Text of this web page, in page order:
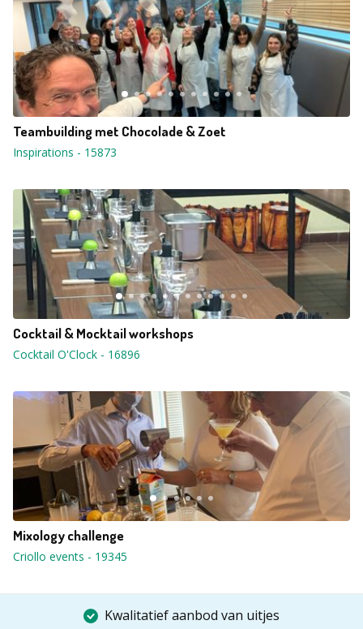
Teambuilding met Chocolade & Zoet
Inspirations - 15873
Cocktail & Mocktail workshops
Cocktail O'Clock - 16896
Mixology challenge
Criollo events - 19345
Kwalitatief aanbod van uitjes